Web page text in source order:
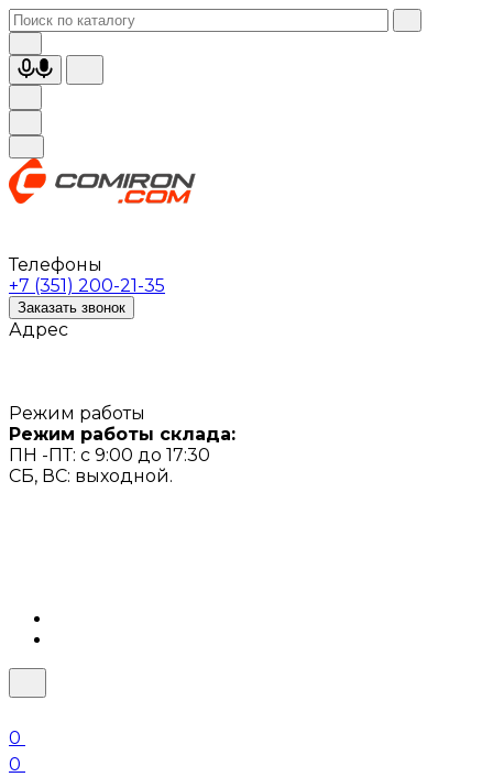
Телефоны
+7 (351) 200-21-35
Заказать звонок
Адрес
Режим работы
Режим работы склада:
ПН -ПТ: с 9:00 до 17:30
СБ, ВС: выходной.
0
0